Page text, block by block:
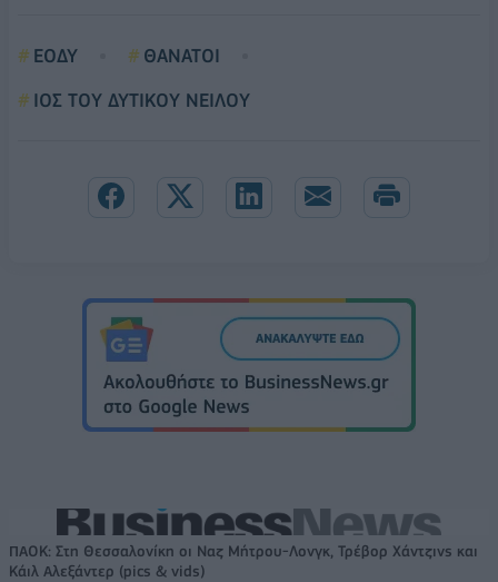
ΕΟΔΥ
ΘΑΝΑΤΟΙ
ΙΟΣ ΤΟΥ ΔΥΤΙΚΟΥ ΝΕΙΛΟΥ
ΠΑΟΚ: Στη Θεσσαλονίκη οι Ναζ Μήτρου-Λονγκ, Τρέβορ Χάντζινς και
Κάιλ Αλεξάντερ (pics & vids)